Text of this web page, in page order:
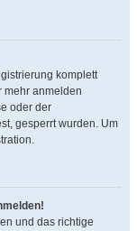
komplett
mehr anmelden
oder der
gesperrt wurden. Um
und das richtige